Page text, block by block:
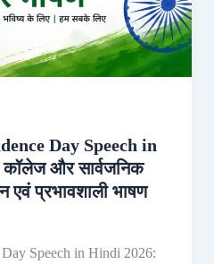
Day Speech in
और सार्वजनिक
एवं प्रभावशाली भाषण
Speech in Hindi 2026: